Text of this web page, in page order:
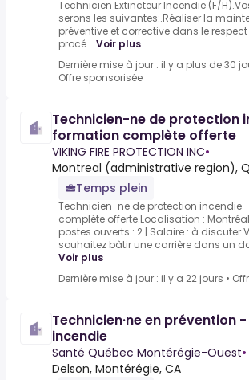
Technicien Extincteur Incendie (F/
serons les suivantes:.Réaliser la
préventive et corrective dans le
procé... Voir plus
Dernière mise à jour : il y a plus de 30
Offre sponsorisée
Technicien-ne de protection
formation complète offerte
VIKING FIRE PROTECTION INC•
Montreal (administrative region),
Temps plein
Technicien-ne de protection incendie
complète offerte.Localisation :
postes ouverts : 2 | Salaire : à
souhaitez bâtir une carrière dans un
Voir plus
Dernière mise à jour : il y a 22 jours •
Technicien·ne en prévention
incendie
Santé Québec Montérégie-Ouest•
Delson, Montérégie, CA